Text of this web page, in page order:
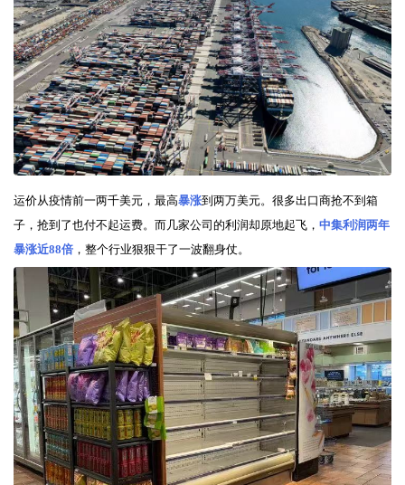
运价从疫情前一两千美元，最高暴涨到两万美元。很多出口商抢不到箱
子，抢到了也付不起运费。而几家公司的利润却原地起飞， 中集利润两年
暴涨近88倍 ，整个行业狠狠干了一波翻身仗。